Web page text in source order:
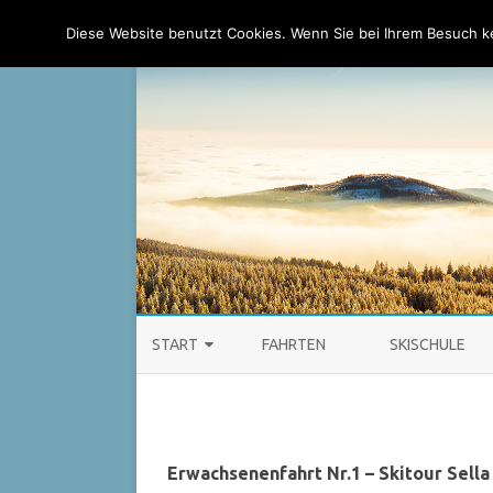
START FAHRTEN SKISCHULE
Erwachsenenfahrt Nr.1 – Skitour Sella
Diese Website benutzt Cookies. Wenn Sie bei Ihrem